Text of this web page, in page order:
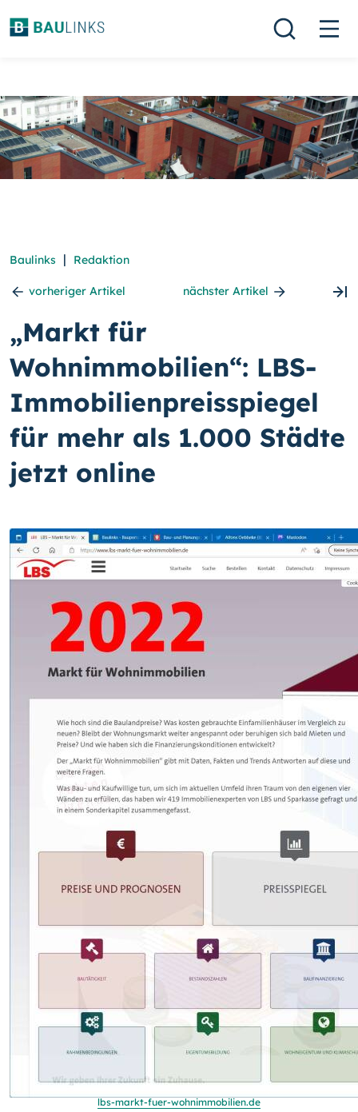
Baulinks | Redaktion
vorheriger Artikel nächster Artikel
„Markt für
Wohnimmobilien“: LBS-
Immobilienpreisspiegel
für mehr als 1.000 Städte
jetzt online
lbs-markt-fuer-wohnimmobilien.de